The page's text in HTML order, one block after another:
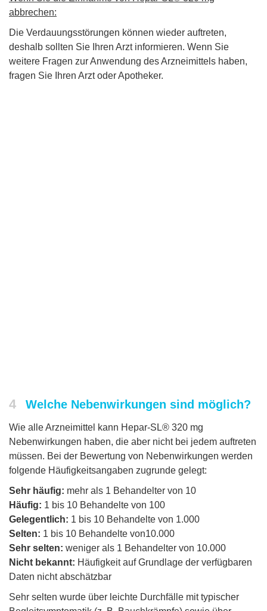
abbrechen:
Die Verdauungsstörungen können wieder auftreten,
deshalb sollten Sie Ihren Arzt informieren. Wenn Sie
weitere Fragen zur Anwendung des Arzneimittels haben,
fragen Sie Ihren Arzt oder Apotheker.
4 Welche Nebenwirkungen sind möglich?
Wie alle Arzneimittel kann Hepar-SL® 320 mg
Nebenwirkungen haben, die aber nicht bei jedem auftreten
müssen. Bei der Bewertung von Nebenwirkungen werden
folgende Häufigkeitsangaben zugrunde gelegt:
Sehr häufig: mehr als 1 Behandelter von 10
Häufig: 1 bis 10 Behandelte von 100
Gelegentlich: 1 bis 10 Behandelte von 1.000
Selten: 1 bis 10 Behandelte von10.000
Sehr selten: weniger als 1 Behandelter von 10.000
Nicht bekannt: Häufigkeit auf Grundlage der verfügbaren
Daten nicht abschätzbar
Sehr selten wurde über leichte Durchfälle mit typischer